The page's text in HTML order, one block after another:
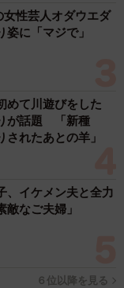
30代・男性）
たいで憧れだっ
・男性）
（50代・女性）
落ち着くから。
男性）
親しみやすさが
ラえもんとの生
女性芸人オダウエダ
に「マジで」
めて川遊びをした
が話題 「新種
れたあとの羊」
、イケメン夫と全力
なご夫婦」
６位以降を見る